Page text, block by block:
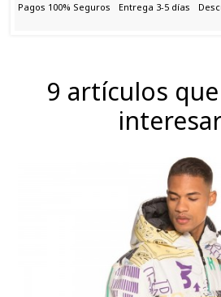
Pagos 100% Seguros Entrega 3-5 días
9 artículos